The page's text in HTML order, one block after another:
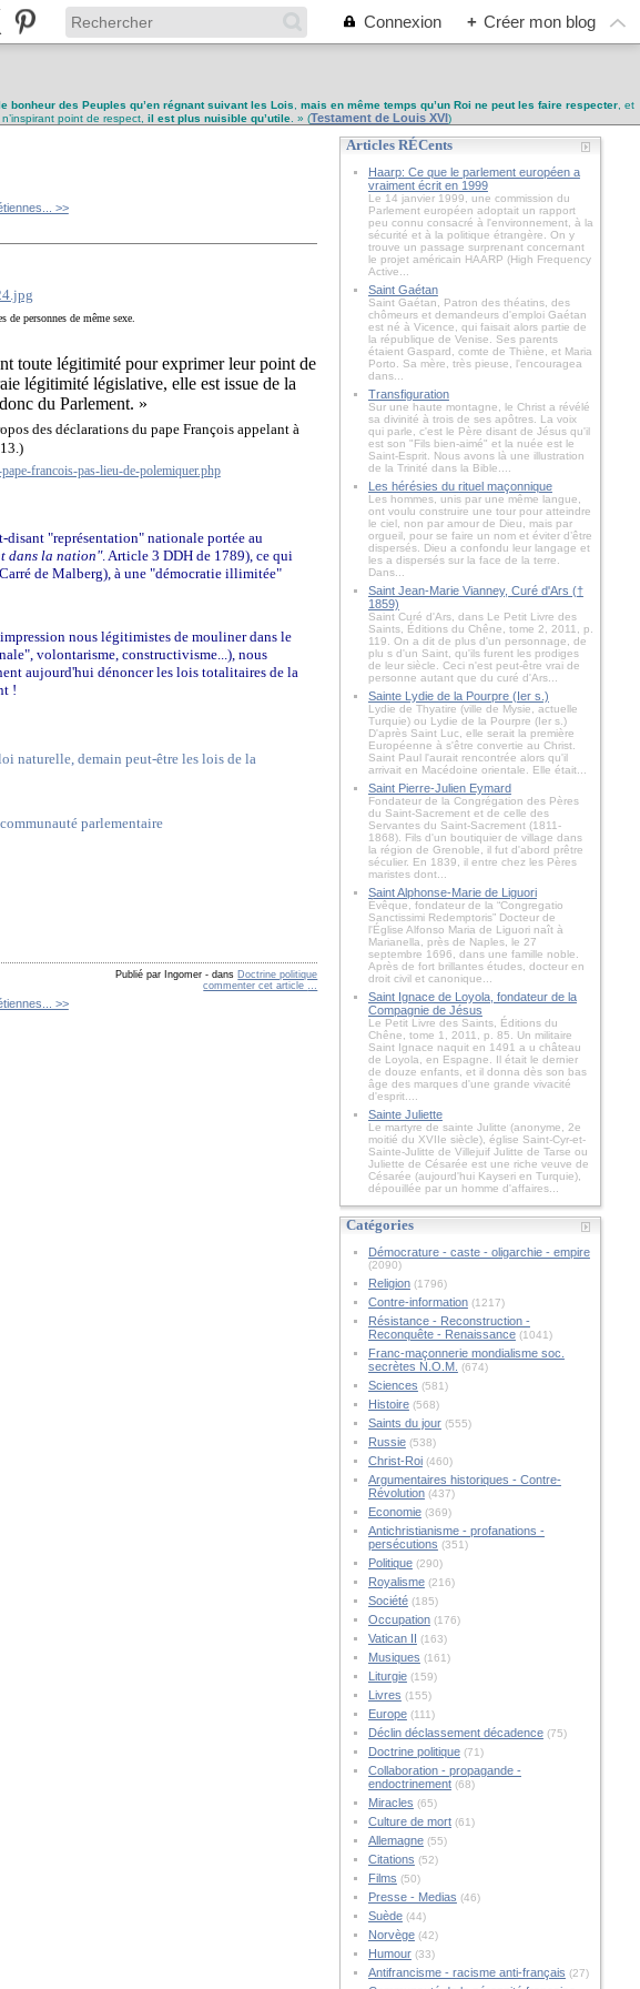
Connexion + Créer mon blog
bonheur des Peuples qu’en régnant suivant les Lois mais en même temps qu’un Roi ne peut les faire respecter, et
point de respect, il est plus nuisible qu’utile . » (Testament de Louis XVI)
>>
personnes de même sexe.
toute légitimité pour exprimer leur point de
légitimité législative, elle est issue de la
du Parlement. »
des déclarations du pape François appelant à
francois-pas-lieu-de-polemiquer.php
"représentation" nationale portée au
dans la nation". Article 3 DDH de 1789), ce qui
de Malberg), à une "démocratie illimitée"
nous légitimistes de mouliner dans le
volontarisme, constructivisme...), nous
aujourd'hui dénoncer les lois totalitaires de la
!
naturelle, demain peut-être les lois de la
parlementaire
Publié par Ingomer - dans Doctrine politique
commenter cet article
>>
Articles RÉCents
Haarp: Ce que le parlement européen a
vraiment écrit en 1999
Le 14 janvier 1999, une commission du
Parlement européen adoptait un rapport
peu connu consacré à l'environnement, à la
sécurité et à la politique étrangère. On y
trouve un passage surprenant concernant
le projet américain HAARP (High Frequency
Active...
Saint Gaétan
Saint Gaétan, Patron des théatins, des
chômeurs et demandeurs d'emploi Gaétan
est né à Vicence, qui faisait alors partie de
la république de Venise. Ses parents
étaient Gaspard, comte de Thiène, et Maria
Porto. Sa mère, très pieuse, l'encouragea
dans...
Transfiguration
Sur une haute montagne, le Christ a révélé
sa divinité à trois de ses apôtres. La voix
qui parle, c'est le Père disant de Jésus qu'il
est son "Fils bien-aimé" et la nuée est le
Saint-Esprit. Nous avons là une illustration
de la Trinité dans la Bible....
Les hérésies du rituel maçonnique
Les hommes, unis par une même langue,
ont voulu construire une tour pour atteindre
le ciel, non par amour de Dieu, mais par
orgueil, pour se faire un nom et éviter d’être
dispersés. Dieu a confondu leur langage et
les a dispersés sur la face de la terre.
Dans...
Saint Jean-Marie Vianney, Curé d'Ars (†
1859)
Saint Curé d'Ars, dans Le Petit Livre des
Saints, Éditions du Chêne, tome 2, 2011, p.
119. On a dit de plus d'un personnage, de
plu s d'un Saint, qu'ils furent les prodiges
de leur siècle. Ceci n'est peut-être vrai de
personne autant que du curé d'Ars...
Sainte Lydie de la Pourpre (Ier s.)
Lydie de Thyatire (ville de Mysie, actuelle
Turquie) ou Lydie de la Pourpre (Ier s.)
D'après Saint Luc, elle serait la première
Européenne à s'être convertie au Christ.
Saint Paul l'aurait rencontrée alors qu'il
arrivait en Macédoine orientale. Elle était...
Saint Pierre-Julien Eymard
Fondateur de la Congrégation des Pères
du Saint-Sacrement et de celle des
Servantes du Saint-Sacrement (1811-
1868). Fils d'un boutiquier de village dans
la région de Grenoble, il fut d'abord prêtre
séculier. En 1839, il entre chez les Pères
maristes dont...
Saint Alphonse-Marie de Liguori
Évêque, fondateur de la “Congregatio
Sanctissimi Redemptoris” Docteur de
l'Église Alfonso Maria de Liguori naît à
Marianella, près de Naples, le 27
septembre 1696, dans une famille noble.
Après de fort brillantes études, docteur en
droit civil et canonique...
Saint Ignace de Loyola, fondateur de la
Compagnie de Jésus
Le Petit Livre des Saints, Éditions du
Chêne, tome 1, 2011, p. 85. Un militaire
Saint Ignace naquit en 1491 a u château
de Loyola, en Espagne. Il était le dernier
de douze enfants, et il donna dès son bas
âge des marques d'une grande vivacité
d'esprit....
Sainte Juliette
Le martyre de sainte Julitte (anonyme, 2e
moitié du XVIIe siècle), église Saint-Cyr-et-
Sainte-Julitte de Villejuif Julitte de Tarse ou
Juliette de Césarée est une riche veuve de
Césarée (aujourd'hui Kayseri en Turquie),
dépouillée par un homme d'affaires...
Catégories
Démocrature - caste - oligarchie - empire
(2090)
Religion(1796)
Contre-information(1217)
Résistance - Reconstruction -
Reconquête - Renaissance(1041)
Franc-maçonnerie mondialisme soc.
secrètes N.O.M. (674)
Sciences (581)
Histoire(568)
Saints du jour(555)
Russie(538)
Christ-Roi(460)
Argumentaires historiques - Contre-
Révolution(437)
Economie(369)
Antichristianisme - profanations -
persécutions (351)
Politique(290)
Royalisme(216)
Société(185)
Occupation(176)
Vatican II (163)
Musiques (161)
Liturgie(159)
Livres (155)
Europe(111)
Déclin déclassement décadence(75)
Doctrine politique(71)
Collaboration - propagande -
endoctrinement(68)
Miracles (65)
Culture de mort(61)
Allemagne(55)
Citations (52)
Films (50)
Presse - Medias (46)
Suède(44)
Norvège(42)
Humour(33)
Antifrancisme - racisme anti-français (27)